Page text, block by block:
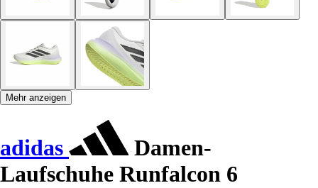
Mehr anzeigen
adidas
Damen-
Laufschuhe Runfalcon 6